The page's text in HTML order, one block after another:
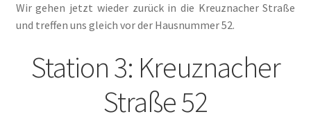
Wir gehen jetzt wieder zurück in die Kreuznacher Straße
und treffen uns gleich vor der Hausnummer 52.
Station 3: Kreuznacher
Straße 52